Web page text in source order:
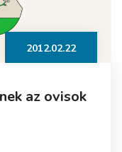
2012.02.22
az ovisok